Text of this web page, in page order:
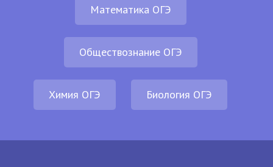
Математика ОГЭ
Обществознание ОГЭ
Химия ОГЭ Биология ОГЭ